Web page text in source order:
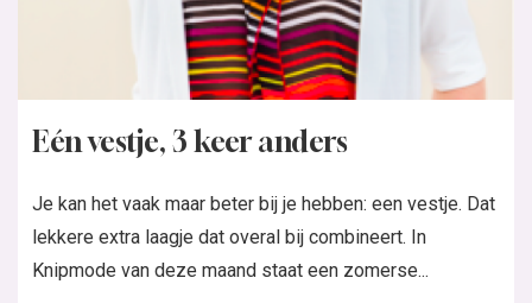
Eén vestje, 3 keer anders
Je kan het vaak maar beter bij je hebben: een vestje. Dat
lekkere extra laagje dat overal bij combineert. In
Knipmode van deze maand staat een zomerse...